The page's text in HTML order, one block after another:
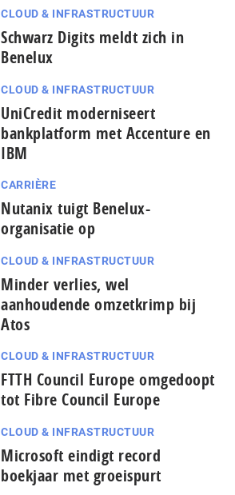
CLOUD & INFRASTRUCTUUR
Schwarz Digits meldt zich in
Benelux
CLOUD & INFRASTRUCTUUR
UniCredit moderniseert
bankplatform met Accenture en
IBM
CARRIÈRE
Nutanix tuigt Benelux-
organisatie op
CLOUD & INFRASTRUCTUUR
Minder verlies, wel
aanhoudende omzetkrimp bij
Atos
CLOUD & INFRASTRUCTUUR
FTTH Council Europe omgedoopt
tot Fibre Council Europe
CLOUD & INFRASTRUCTUUR
Microsoft eindigt record
boekjaar met groeispurt